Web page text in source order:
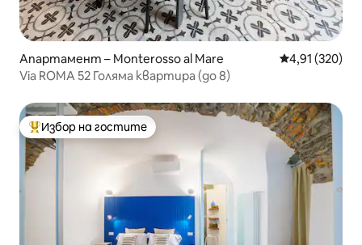
Апартамент – Monterosso al Mare Средна
4,91 (320)
Via ROMA 52 Голяма квартира (до 8)
Най-популярен избор на гостите
Избор на гостите